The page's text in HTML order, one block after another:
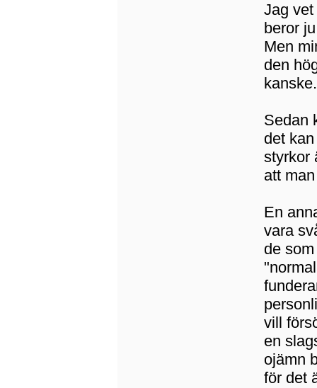
Jag
beror
Men
den
Sedan
det
styrkor
att
En
vara
de
vill
en
ojämn
för det